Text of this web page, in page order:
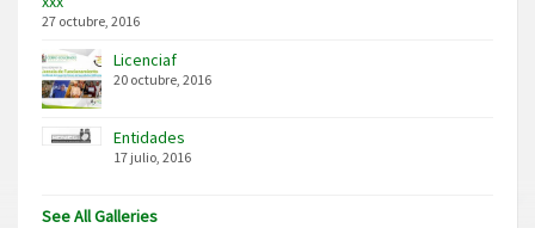
27 octubre, 2016
Licenciaf
20 octubre, 2016
Entidades
17 julio, 2016
See All Galleries